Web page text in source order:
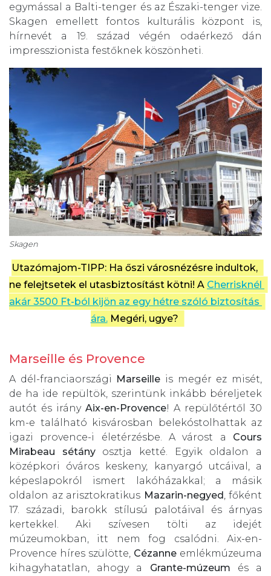
egymással a Balti-tenger és az Északi-tenger vize.
Skagen emellett fontos kulturális központ is,
hírnevét a 19. század végén odaérkező dán
impresszionista festőknek köszönheti.
Skagen
Utazómajom-TIPP: Ha őszi városnézésre indultok,
ne felejtsetek el utasbiztosítást kötni! A Cherrisknél
akár 3500 Ft-ból kijön az egy hétre szóló biztosítás
ára. Megéri, ugye?
Marseille és Provence
A dél-franciaországi Marseille is megér ez misét,
de ha ide repültök, szerintünk inkább béreljetek
autót és irány Aix-en-Provence! A repülőtértől 30
km-e található kisvárosban belekóstolhattak az
igazi provence-i életérzésbe. A várost a Cours
Mirabeau sétányosztja ketté. Egyik oldalon a
középkori óváros keskeny, kanyargó utcáival, a
képeslapokról ismert lakóházakkal; a másik
oldalon az arisztokratikus Mazarin-negyed, főként
17. századi, barokk stílusú palotáival és árnyas
kertekkel. Aki szívesen tölti az idejét
múzeumokban, itt nem fog csalódni. Aix-en-
Provence híres szülötte, Cézanne emlékmúzeuma
kihagyhatatlan, ahogy a Grante-múzeum és a